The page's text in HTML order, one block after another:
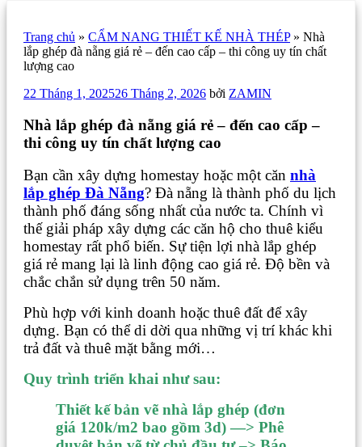
Trang chủ » CẨM NANG THIẾT KẾ NHÀ THÉP» Nhà
lắp ghép đà nẵng giá rẻ – đến cao cấp – thi công uy tín chất
lượng cao
Đăng
22 Tháng 1, 202526 Tháng 2, 2026 bởi ZAMIN
Nhà lắp ghép đà nẵng giá rẻ – đến cao cấp –
thi công uy tín chất lượng cao
Bạn cần xây dựng homestay hoặc một căn nhà
lắp ghép Đà Nẵng? Đà nẵng là thành phố du lịch
thành phố đáng sống nhất của nước ta. Chính vì
thế giải pháp xây dựng các căn hộ cho thuê kiểu
homestay rất phổ biến. Sự tiện lợi nhà lắp ghép
giá rẻ mang lại là linh động cao giá rẻ. Độ bền và
chắc chắn sử dụng trên 50 năm.
Phù hợp với kinh doanh hoặc thuê đất để xây
dựng. Bạn có thể di dời qua những vị trí khác khi
trả đất và thuê mặt bằng mới…
Quy trình triển khai như sau:
Thiết kế bản vẽ nhà lắp ghép (đơn
giá 120k/m2 bao gồm 3d) —> Phê